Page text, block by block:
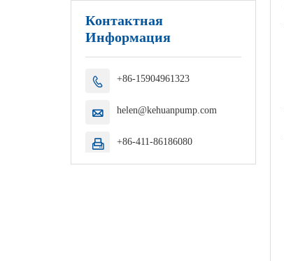
Контактная
Информация
 +86-15904961323
 helen@kehuanpump.com
 +86-411-86186080